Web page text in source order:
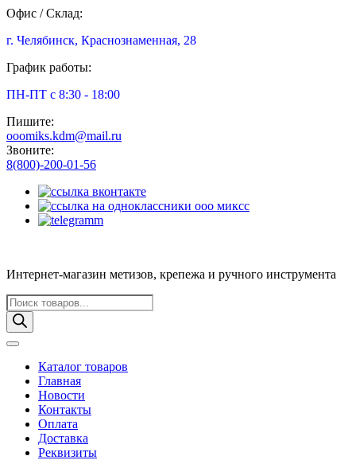
Офис / Склад:
г. Челябинск, Краснознаменная, 28
График работы:
ПН-ПТ с 8:30 - 18:00
Пишите:
ooomiks.kdm@mail.ru
Звоните:
8(800)-200-01-56
Интернет-магазин метизов, крепежа и ручного инструмента
Поиск
товаров
Каталог товаров
Главная
Новости
Контакты
Оплата
Доставка
Реквизиты